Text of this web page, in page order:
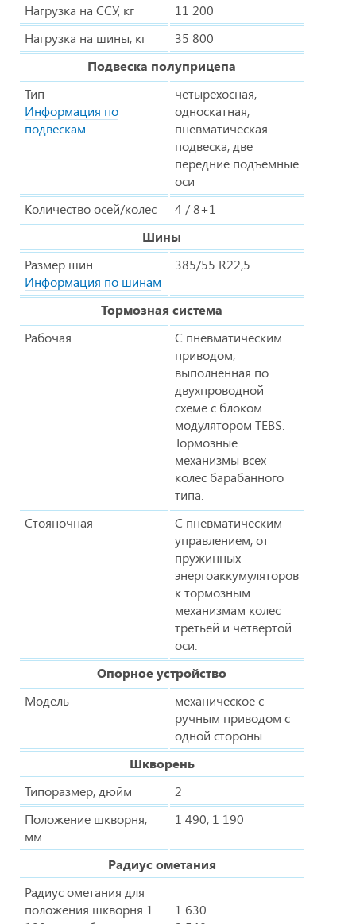
Нагрузка на ССУ, кг
11 200
Нагрузка на шины, кг
35 800
Подвеска полуприцепа
Тип
Информация по
подвескам
четырехосная,
односкатная,
пневматическая
подвеска, две
передние подъемные
оси
Количество осей/колес
4 / 8+1
Шины
Размер шин
Информация по шинам
385/55 R22,5
Тормозная система
Рабочая
С пневматическим
приводом,
выполненная по
двухпроводной
схеме с блоком
модулятором TEBS.
Тормозные
механизмы всех
колес барабанного
типа.
Стояночная
С пневматическим
управлением, от
пружинных
энергоаккумуляторов
к тормозным
механизмам колес
третьей и четвертой
оси.
Опорное устройство
Модель
механическое с
ручным приводом с
одной стороны
Шкворень
Типоразмер, дюйм
2
Положение шкворня,
мм
1 490; 1 190
Радиус ометания
Радиус ометания для
положения шкворня 1
1 630